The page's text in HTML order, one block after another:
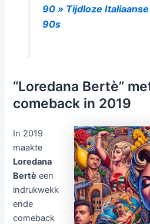
90 » Tijdloze
90s
“Loredana Bertè”
comeback in 2019
In 2019
maakte
Loredana
Bertè een
indrukwekk
ende
comeback